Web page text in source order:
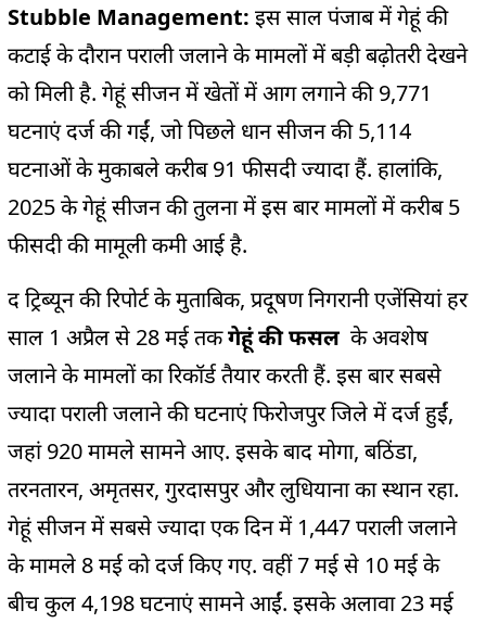
Stubble Management: इस साल पंजाब में गेहूं की
कटाई के दौरान पराली जलाने के मामलों में बड़ी बढ़ोतरी देखने
को मिली है. गेहूं सीजन में खेतों में आग लगाने की 9,771
घटनाएं दर्ज की गईं, जो पिछले धान सीजन की 5,114
घटनाओं के मुकाबले करीब 91 फीसदी ज्यादा हैं. हालांकि,
2025 के गेहूं सीजन की तुलना में इस बार मामलों में करीब 5
फीसदी की मामूली कमी आई है.
द ट्रिब्यून की रिपोर्ट के मुताबिक, प्रदूषण निगरानी एजेंसियां हर
साल 1 अप्रैल से 28 मई तकगेहूं की फसल के अवशेष
जलाने के मामलों का रिकॉर्ड तैयार करती हैं. इस बार सबसे
ज्यादा पराली जलाने की घटनाएं फिरोजपुर जिले में दर्ज हुईं,
जहां 920 मामले सामने आए. इसके बाद मोगा, बठिंडा,
तरनतारन, अमृतसर, गुरदासपुर और लुधियाना का स्थान रहा.
गेहूं सीजन में सबसे ज्यादा एक दिन में 1,447 पराली जलाने
के मामले 8 मई को दर्ज किए गए. वहीं 7 मई से 10 मई के
बीच कुल 4,198 घटनाएं सामने आईं. इसके अलावा 23 मई